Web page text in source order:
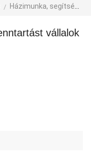
Házimunka, segítség